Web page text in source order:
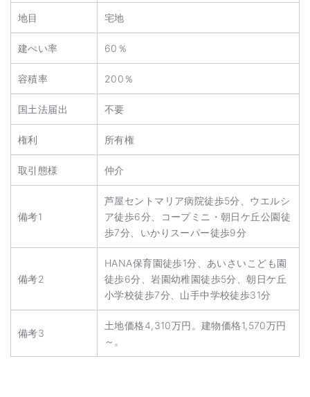
地目 宅地
建ぺい率 60％
容積率 200％
国土法届出 不要
権利 所有権
取引態様 仲介
備考1
芦屋セントマリア病院徒歩5分、ウエルシ
ア徒歩6分、コープミニ・朝日ケ丘公園徒
歩7分、いかりスーパー徒歩9分
備考2
HANA保育園徒歩1分、あいさいこども園
徒歩6分、岩園幼稚園徒歩5分、朝日ケ丘
小学校徒歩7分、山手中学校徒歩31分
備考3
土地価格4,310万円。建物価格1,570万円
～。